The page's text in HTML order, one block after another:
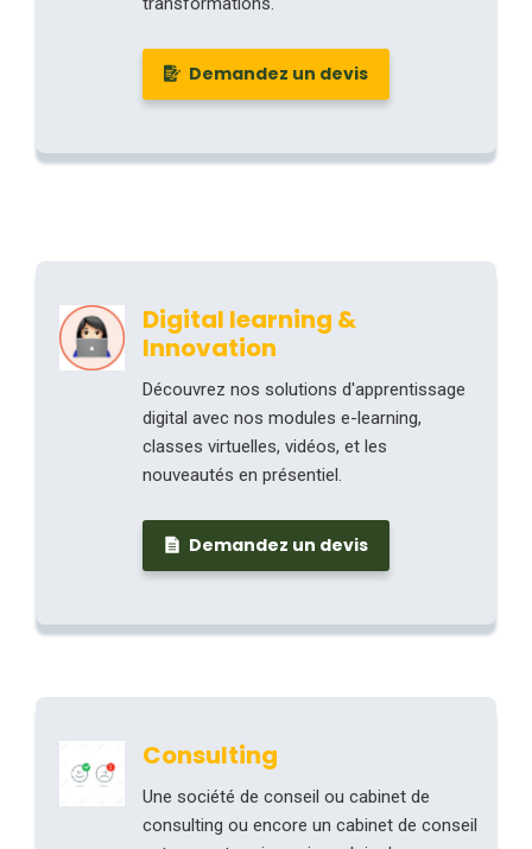
Demandez un devis
Digital learning &
Innovation
Découvrez nos solutions d'apprentissage
digital avec nos modules e-learning,
classes virtuelles, vidéos, et les
nouveautés en présentiel.
Demandez un devis
Consulting
Une société de conseil ou cabinet de
consulting ou encore un cabinet de conseil